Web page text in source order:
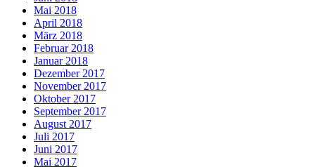
Mai 2018
April 2018
März 2018
Februar 2018
Januar 2018
Dezember 2017
November 2017
Oktober 2017
September 2017
August 2017
Juli 2017
Juni 2017
Mai 2017